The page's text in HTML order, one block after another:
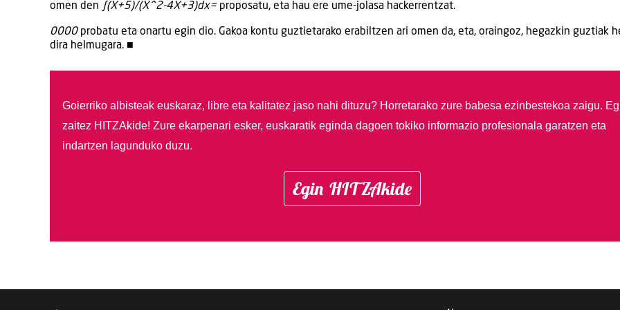
omen den ∫(X+5)/(X^2-4X+3)dx= proposatu, eta hau ere ume-jolasa hackerrentzat.
0000probatu eta onartu egin dio. Gakoa kontu guztietarako erabiltzen ari omen da, eta, oraingoz, hegazkin guztiak
dira helmugara. ■
Goierriko albisteak euskaraz, libre eta kalitatez jaso nahi dituzu? Horretarako zure babesa ezinbestekoa zaigu.
zaitez HITZAkide! Zure ekarpenari esker, euskaratik eginda dagoen tokiko informazio profesionala garatzen eta
indartzen lagunduko duzu.
Egin HITZAkide